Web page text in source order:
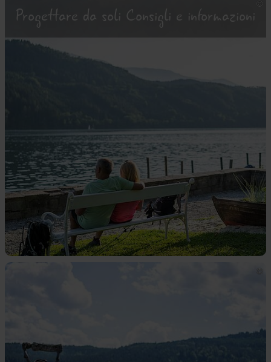
Progettare da soli Consigli e informazioni